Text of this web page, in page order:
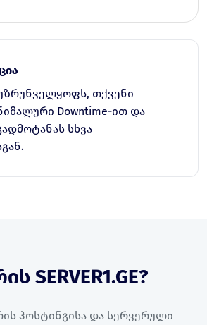
თქვენი
Downtime-ით და
სხვა
SERVER1.GE?
ჰოსტინგისა და სერვერული